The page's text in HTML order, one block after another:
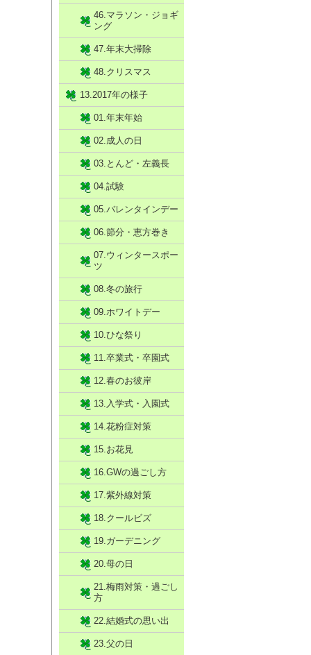
46.マラソン・ジョギ
ング
47.年末大掃除
48.クリスマス
13.2017年の様子
01.年末年始
02.成人の日
03.とんど・左義長
04.試験
05.バレンタインデー
06.節分・恵方巻き
07.ウィンタースポー
ツ
08.冬の旅行
09.ホワイトデー
10.ひな祭り
11.卒業式・卒園式
12.春のお彼岸
13.入学式・入園式
14.花粉症対策
15.お花見
16.GWの過ごし方
17.紫外線対策
18.クールビズ
19.ガーデニング
20.母の日
21.梅雨対策・過ごし
方
22.結婚式の思い出
23.父の日